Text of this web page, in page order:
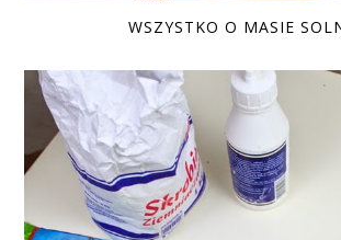
WSZYSTKO O MASIE